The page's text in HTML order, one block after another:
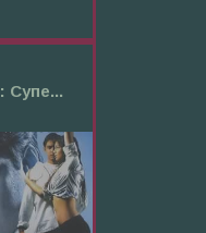
Супе...